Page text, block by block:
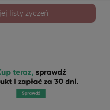
listy życzeń